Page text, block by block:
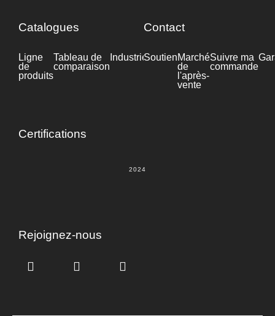
Catalogues
Ligne
de
produits
Tableau de
comparaison
IndustrieFiche
technique
Contact
SoutienMarché
de
l'après-
vente
Suivre ma
commande
Certifications
2024
Rejoignez-nous